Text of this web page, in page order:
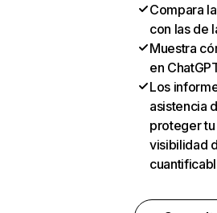
Compara
con las de
Muestra
en
Los
asistencia
proteger
visibilidad